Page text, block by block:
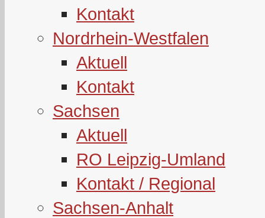
Kontakt
Nordrhein-Westfalen
Aktuell
Kontakt
Sachsen
Aktuell
RO Leipzig-Umland
Kontakt / Regional
Sachsen-Anhalt